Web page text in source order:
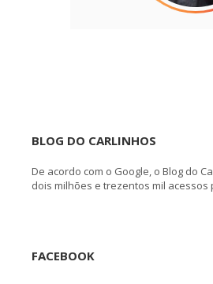
BLOG DO CARLINHOS
De acordo com o Google, o Blog do
dois milhões e trezentos mil acessos
FACEBOOK